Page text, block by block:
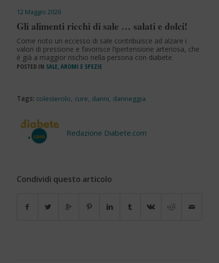
12 Maggio 2026
Gli alimenti ricchi di sale … salati e dolci!
Come noto un eccesso di sale contribuisce ad alzare i
valori di pressione e favorisce l’ipertensione arteriosa, che
è già a maggior rischio nella persona con diabete.
POSTED IN SALE, AROMI E SPEZIE
Tags: colesterolo, cure, danni, danneggia
Redazione Diabete.com
Condividi questo articolo